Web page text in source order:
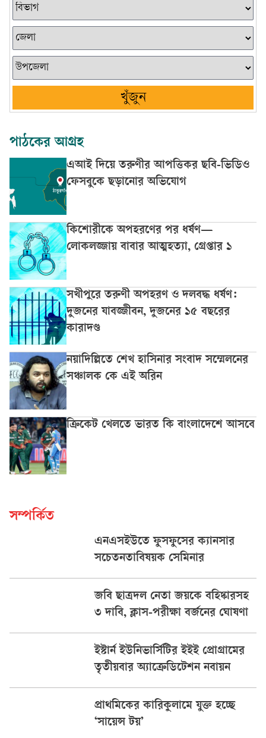
খুঁজুন
পাঠকের আগ্রহ
এআই দিয়ে তরুণীর আপত্তিকর ছবি-ভিডিও
ফেসবুকে ছড়ানোর অভিযোগ
কিশোরীকে অপহরণের পর ধর্ষণ—
লোকলজ্জায় বাবার আত্মহত্যা, গ্রেপ্তার ১
সখীপুরে তরুণী অপহরণ ও দলবদ্ধ ধর্ষণ:
দুজনের যাবজ্জীবন, দুজনের ১৫ বছরের
কারাদণ্ড
নয়াদিল্লিতে শেখ হাসিনার সংবাদ সম্মেলনের
সঞ্চালক কে এই অরিন
ক্রিকেট খেলতে ভারত কি বাংলাদেশে আসবে
সম্পর্কিত
এনএসইউতে ফুসফুসের ক্যানসার
সচেতনতাবিষয়ক সেমিনার
জবি ছাত্রদল নেতা জয়কে বহিষ্কারসহ
৩ দাবি, ক্লাস-পরীক্ষা বর্জনের ঘোষণা ‎
ইস্টার্ন ইউনিভার্সিটির ইইই প্রোগ্রামের
তৃতীয়বার অ্যাক্রেডিটেশন নবায়ন
‎প্রাথমিকের কারিকুলামে যুক্ত হচ্ছে
‘সায়েন্স টয়’